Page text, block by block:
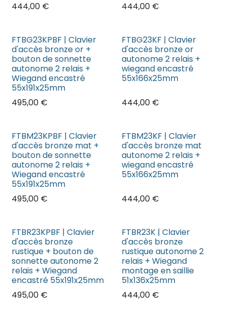
444,00 €
444,00€
FTBG23KPBF | Clavier
d'accès bronze or +
bouton de sonnette
autonome 2 relais +
Wiegand encastré
55x191x25mm
495,00 €
FTBG23KF | Clavier
d'accès bronze or
autonome 2 relais +
wiegand encastré
55x166x25mm
444,00€
FTBM23KPBF | Clavier
d'accès bronze mat +
bouton de sonnette
autonome 2 relais +
Wiegand encastré
55x191x25mm
495,00 €
FTBM23KF | Clavier
d'accès bronze mat
autonome 2 relais +
wiegand encastré
55x166x25mm
444,00€
FTBR23KPBF | Clavier
d'accès bronze
rustique + bouton de
sonnette autonome 2
relais + Wiegand
encastré 55x191x25mm
495,00 €
FTBR23K | Clavier
d'accès bronze
rustique autonome 2
relais + Wiegand
montage en saillie
51x136x25mm
444,00€